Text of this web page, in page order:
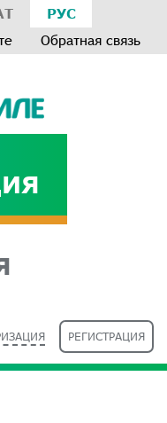
РУС
Обратная связь
РЕГИСТРАЦИЯ